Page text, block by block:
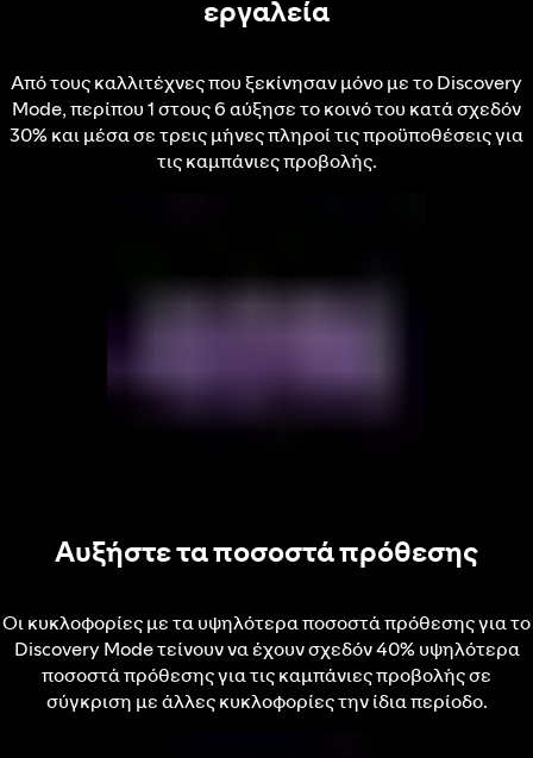
εργαλεία
Από τους καλλιτέχνες που ξεκίνησαν μόνο με το Discovery
Mode, περίπου 1 στους 6 αύξησε το κοινό του κατά σχεδόν
30% και μέσα σε τρεις μήνες πληροί τις προϋποθέσεις για
τις καμπάνιες προβολής.
Αυξήστε τα ποσοστά πρόθεσης
Οι κυκλοφορίες με τα υψηλότερα ποσοστά πρόθεσης για το
Discovery Mode τείνουν να έχουν σχεδόν 40% υψηλότερα
ποσοστά πρόθεσης για τις καμπάνιες προβολής σε
σύγκριση με άλλες κυκλοφορίες την ίδια περίοδο.